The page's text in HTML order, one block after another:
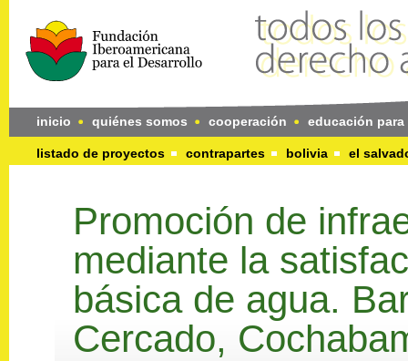
inicio quiénes somos cooperación educación
listado de proyectos contrapartes bolivia el
Promoción de
mediante la
básica de agua.
Cercado,